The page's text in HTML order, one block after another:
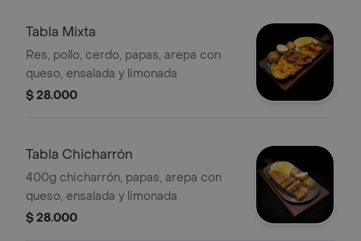
Tabla Mixta
Res, pollo, cerdo, papas, arepa con
queso, ensalada y limonada
$ 28.000
Tabla Chicharrón
400g chicharrón, papas, arepa con
queso, ensalada y limonada
$ 28.000